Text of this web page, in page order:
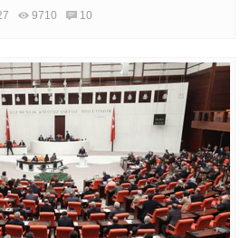
Ünal ise TBMM Grup
9710 10